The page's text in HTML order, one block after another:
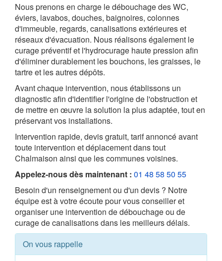
Nous prenons en charge le débouchage des WC,
éviers, lavabos, douches, baignoires, colonnes
d'immeuble, regards, canalisations extérieures et
réseaux d'évacuation. Nous réalisons également le
curage préventif et l'hydrocurage haute pression afin
d'éliminer durablement les bouchons, les graisses, le
tartre et les autres dépôts.
Avant chaque intervention, nous établissons un
diagnostic afin d'identifier l'origine de l'obstruction et
de mettre en œuvre la solution la plus adaptée, tout en
préservant vos installations.
Intervention rapide, devis gratuit, tarif annoncé avant
toute intervention et déplacement dans tout
Chalmaison ainsi que les communes voisines.
Appelez-nous dès maintenant : 01 48 58 50 55
Besoin d'un renseignement ou d'un devis ? Notre
équipe est à votre écoute pour vous conseiller et
organiser une intervention de débouchage ou de
curage de canalisations dans les meilleurs délais.
On vous rappelle